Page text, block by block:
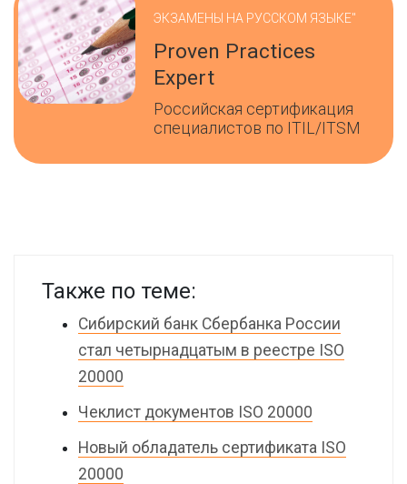
ЭКЗАМЕНЫ НА РУССКОМ ЯЗЫКЕ"
Proven Practices
Expert
Российская сертификация
специалистов по ITIL/ITSM
Также по теме:
Cибирский банк Сбербанка России
стал четырнадцатым в реестре ISO
20000
Чеклист документов ISO 20000
Новый обладатель сертификата ISO
20000